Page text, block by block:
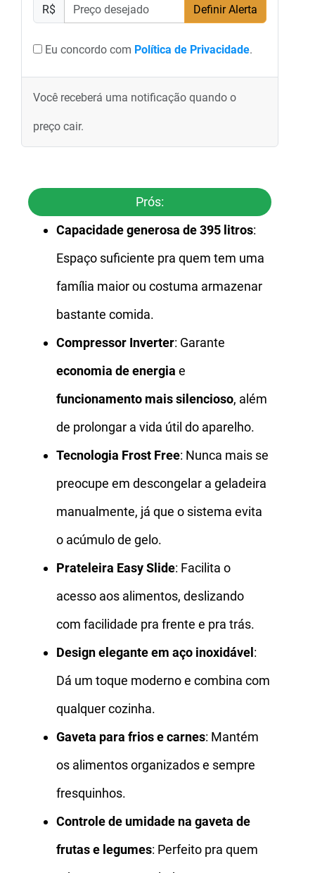
R$ Definir Alerta
Eu concordo com Política de Privacidade.
Você receberá uma notificação quando o
preço cair.
Prós:
Capacidade generosa de 395 litros:
Espaço suficiente pra quem tem uma
família maior ou costuma armazenar
bastante comida.
Compressor Inverter: Garante
economia de energia e
funcionamento mais silencioso, além
de prolongar a vida útil do aparelho.
Tecnologia Frost Free: Nunca mais se
preocupe em descongelar a geladeira
manualmente, já que o sistema evita
o acúmulo de gelo.
Prateleira Easy Slide: Facilita o
acesso aos alimentos, deslizando
com facilidade pra frente e pra trás.
Design elegante em aço inoxidável :
Dá um toque moderno e combina com
qualquer cozinha.
Gaveta para frios e carnes: Mantém
os alimentos organizados e sempre
fresquinhos.
Controle de umidade na gaveta de
frutas e legumes: Perfeito pra quem